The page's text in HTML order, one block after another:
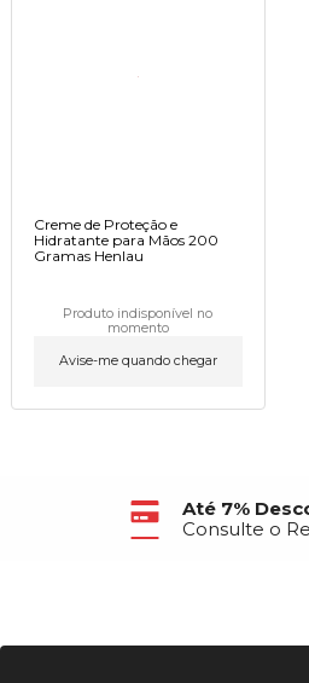
Creme de Proteção e
Hidratante para Mãos 200
Gramas Henlau
Produto indisponível no
momento
Avise-me quando chegar
Até 7%
Consulte o